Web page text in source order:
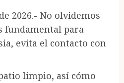
2026.- No olvidemos
fundamental para
evita el contacto con
limpio, así cómo